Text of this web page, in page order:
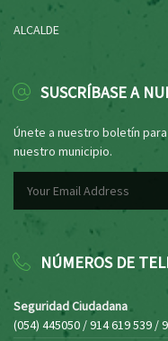
ALCALDE
SUSCRÍBASE A
Únete a nuestro boletín
nuestro municipio.
NÚMEROS DE
Seguridad Ciudadana
(054) 445050 / 914 619 539 /